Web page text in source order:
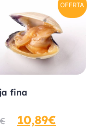
OFERTA
fina
€ 10,89€